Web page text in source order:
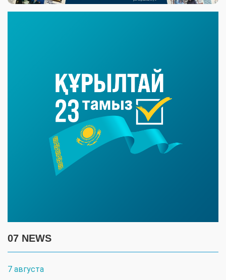
07 NEWS
7 августа